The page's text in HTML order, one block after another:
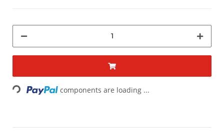
Loading... components are loading ...